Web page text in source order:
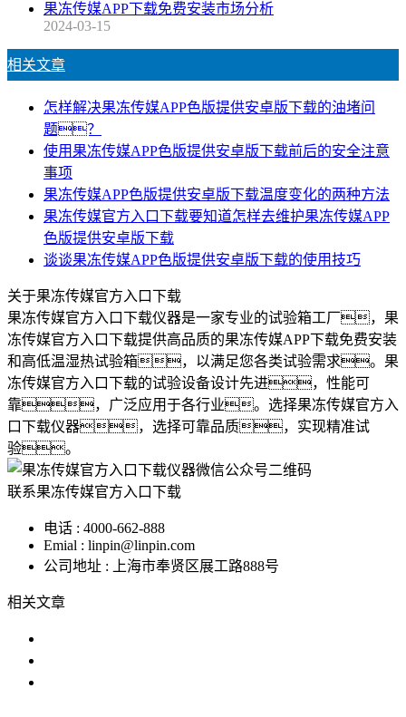
果冻传媒APP下载免费安装市场分析
2024-03-15
相关文章
怎样解决果冻传媒APP色版提供安卓版下载的油堵问
题？
使用果冻传媒APP色版提供安卓版下载前后的安全注意
事项
果冻传媒APP色版提供安卓版下载温度变化的两种方法
果冻传媒官方入口下载要知道怎样去维护果冻传媒APP
色版提供安卓版下载
谈谈果冻传媒APP色版提供安卓版下载的使用技巧
关于果冻传媒官方入口下载
果冻传媒官方入口下载仪器是一家专业的试验箱工厂，果
冻传媒官方入口下载提供高品质的果冻传媒APP下载免费安装
和高低温湿热试验箱，以满足您各类试验需求。果
冻传媒官方入口下载的试验设备设计先进，性能可
靠，广泛应用于各行业。选择果冻传媒官方入
口下载仪器，选择可靠品质，实现精准试
验。
联系果冻传媒官方入口下载
电话 : 4000-662-888
Emial : linpin@linpin.com
公司地址 : 上海市奉贤区展工路888号
相关文章